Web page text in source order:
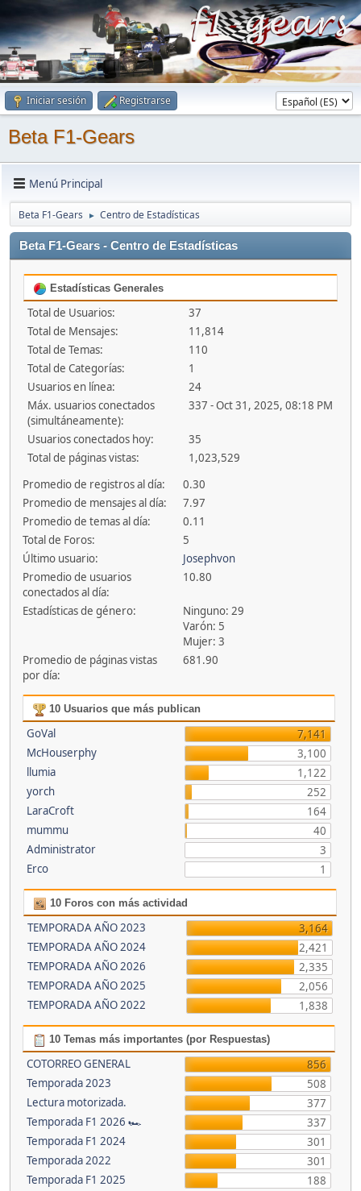
Iniciar sesión Registrarse
Beta F1-Gears
Menú Principal
Beta F1-Gears ► Centro de Estadísticas
Beta F1-Gears - Centro de Estadísticas
Estadísticas Generales
Total de Usuarios:
37
Total de Mensajes:
11,814
Total de Temas:
110
Total de Categorías:
1
Usuarios en línea:
24
Máx. usuarios conectados
(simultáneamente):
337 - Oct 31, 2025, 08:18 PM
Usuarios conectados hoy:
35
Total de páginas vistas:
1,023,529
Promedio de registros al día:
0.30
Promedio de mensajes al día:
7.97
Promedio de temas al día:
0.11
Total de Foros:
5
Último usuario:
Josephvon
Promedio de usuarios
conectados al día:
10.80
Estadísticas de género:
Ninguno: 29
Varón: 5
Mujer: 3
Promedio de páginas vistas
por día:
681.90
10 Usuarios que más publican
GoVal
7,141
McHouserphy
3,100
llumia
1,122
yorch
252
LaraCroft
164
mummu
40
Administrator
3
Erco
1
10 Foros con más actividad
TEMPORADA AÑO 2023
3,164
TEMPORADA AÑO 2024
2,421
TEMPORADA AÑO 2026
2,335
TEMPORADA AÑO 2025
2,056
TEMPORADA AÑO 2022
1,838
10 Temas más importantes (por Respuestas)
COTORREO GENERAL
856
Temporada 2023
508
Lectura motorizada.
377
Temporada F1 2026 🏎
337
Temporada F1 2024
301
Temporada 2022
301
Temporada F1 2025
188